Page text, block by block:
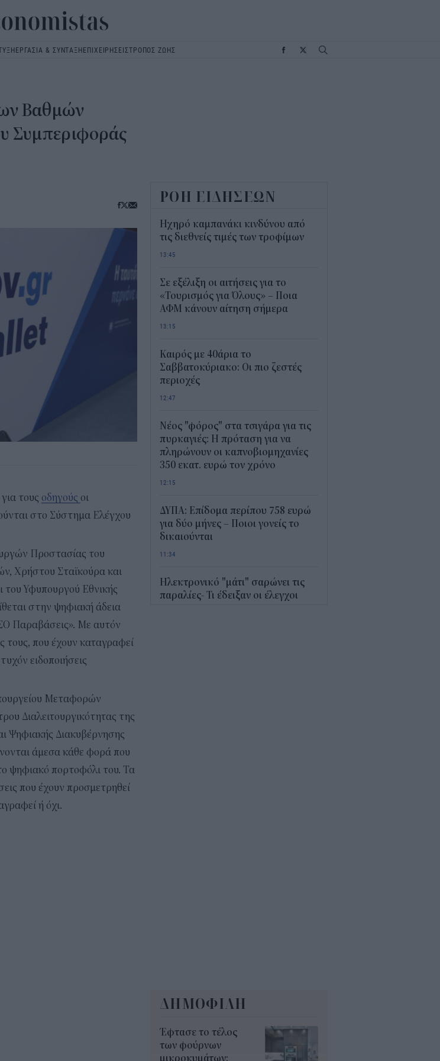
ΕΡΓΑΣΙΑ & ΣΥΝΤΑΞΗΕΠΙΧΕΙΡΗΣΕΙΣΤΡΟΠΟΣ ΖΩΗΣ
Βαθμών
Συμπεριφοράς
τους οδηγούς οι
στο Σύστημα Ελέγχου
Προστασίας του
Χρήστου Σταϊκούρα και
Υφυπουργού Εθνικής
στην ψηφιακή άδεια
Παραβάσεις». Με αυτόν
τους, που έχουν καταγραφεί
ειδοποιήσεις
Μεταφορών
Διαλειτουργικότητας της
Ψηφιακής Διακυβέρνησης
άμεσα κάθε φορά που
ψηφιακό πορτοφόλι του. Τα
που έχουν προσμετρηθεί
ή όχι.
ΡΟΗ ΕΙΔΗΣΕΩΝ
Ηχηρό καμπανάκι κινδύνου από
τις διεθνείς τιμές των τροφίμων
13:45
Σε εξέλιξη οι αιτήσεις για το
«Τουρισμός για Όλους» – Ποια
ΑΦΜ κάνουν αίτηση σήμερα
13:15
Καιρός με 40άρια το
Σαββατοκύριακο: Οι πιο ζεστές
περιοχές
12:47
Νέος "φόρος" στα τσιγάρα για τις
πυρκαγιές: Η πρόταση για να
πληρώνουν οι καπνοβιομηχανίες
350 εκατ. ευρώ τον χρόνο
12:15
ΔΥΠΑ: Επίδομα περίπου 758 ευρώ
για δύο μήνες – Ποιοι γονείς το
δικαιούνται
11:34
Ηλεκτρονικό "μάτι" σαρώνει τις
παραλίες- Τι έδειξαν οι έλεγχοι
ΔΗΜΟΦΙΛΗ
Έφτασε το τέλος
των φούρνων
μικροκυμάτων;